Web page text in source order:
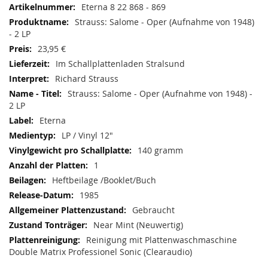
Mehr
Informationen
Eterna 8 22 868 - 869
Strauss: Salome - Oper (Aufnahme von 1948)
- 2 LP
23,95 €
Im Schallplattenladen Stralsund
Richard Strauss
Strauss: Salome - Oper (Aufnahme von 1948) -
2 LP
Eterna
LP / Vinyl 12"
140 gramm
1
Heftbeilage /Booklet/Buch
1985
Gebraucht
Near Mint (Neuwertig)
Reinigung mit Plattenwaschmaschine
Double Matrix Professionel Sonic (Clearaudio)